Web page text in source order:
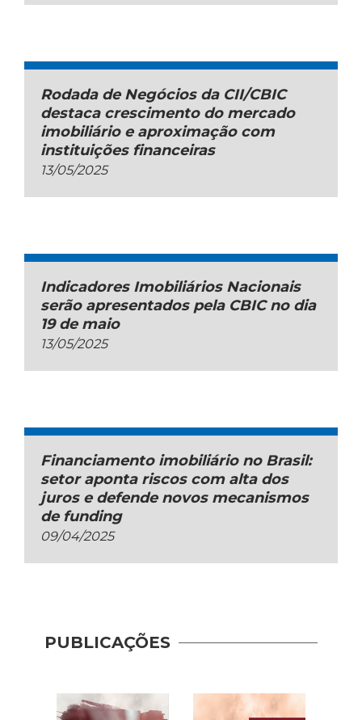
Rodada de Negócios da CII/CBIC
destaca crescimento do mercado
imobiliário e aproximação com
instituições financeiras
13/05/2025
Indicadores Imobiliários Nacionais
serão apresentados pela CBIC no dia
19 de maio
13/05/2025
Financiamento imobiliário no Brasil:
setor aponta riscos com alta dos
juros e defende novos mecanismos
de funding
09/04/2025
PUBLICAÇÕES